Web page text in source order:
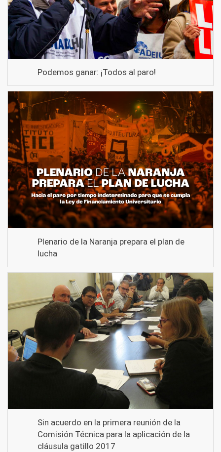
Podemos ganar: ¡Todos al paro!
Plenario de la Naranja prepara el plan de
lucha
Sin acuerdo en la primera reunión de la
Comisión Técnica para la aplicación de la
cláusula gatillo 2017